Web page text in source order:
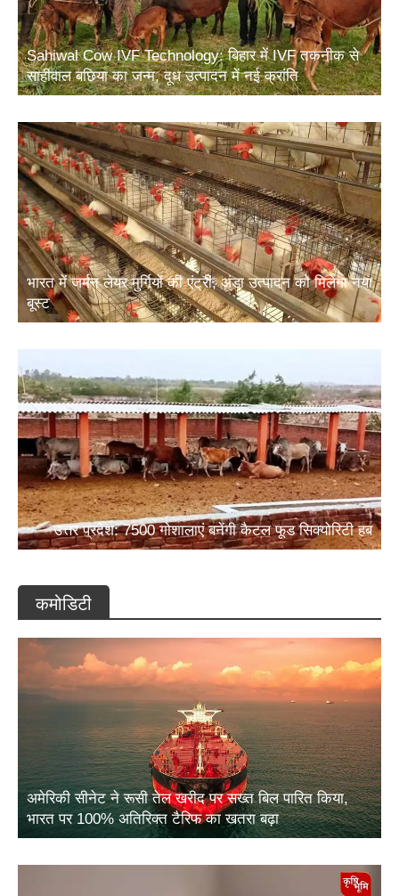
Sahiwal Cow IVF Technology: बिहार में IVF तकनीक से
साहीवाल बछिया का जन्म, दूध उत्पादन में नई क्रांति
भारत में जर्मन लेयर मुर्गियों की एंट्री, अंडा उत्पादन को मिलेगा नया
बूस्ट
उत्तर प्रदेश: 7500 गोशालाएं बनेंगी कैटल फूड सिक्योरिटी हब
कमोडिटी
अमेरिकी सीनेट ने रूसी तेल खरीद पर सख्त बिल पारित किया,
भारत पर 100% अतिरिक्त टैरिफ का खतरा बढ़ा